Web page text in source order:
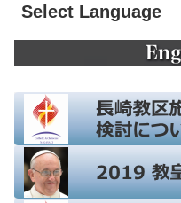
Select Language